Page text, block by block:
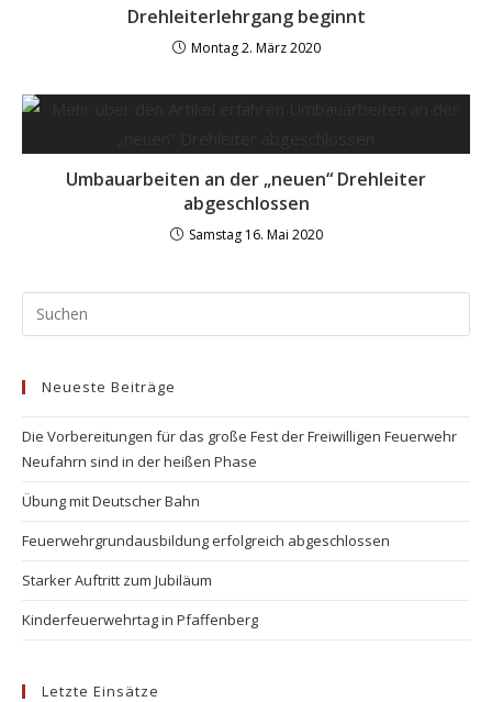
Drehleiterlehrgang beginnt
Montag 2. März 2020
Umbauarbeiten an der „neuen“ Drehleiter
abgeschlossen
Samstag 16. Mai 2020
Neueste Beiträge
Die Vorbereitungen für das große Fest der Freiwilligen Feuerwehr
Neufahrn sind in der heißen Phase
Übung mit Deutscher Bahn
Feuerwehrgrundausbildung erfolgreich abgeschlossen
Starker Auftritt zum Jubiläum
Kinderfeuerwehrtag in Pfaffenberg
Letzte Einsätze